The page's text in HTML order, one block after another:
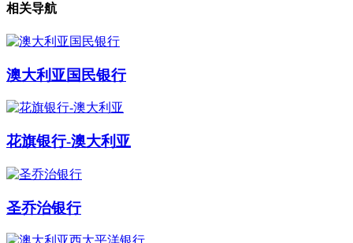
相关导航
澳大利亚国民银行
花旗银行-澳大利亚
圣乔治银行